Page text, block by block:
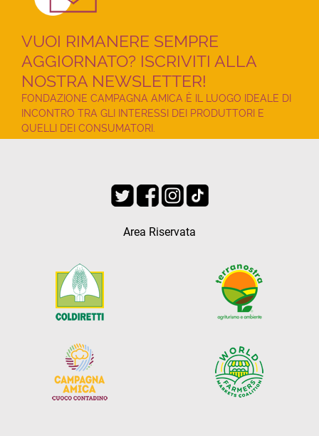
VUOI RIMANERE SEMPRE
AGGIORNATO? ISCRIVITI ALLA
NOSTRA NEWSLETTER!
FONDAZIONE CAMPAGNA AMICA È IL LUOGO IDEALE DI
INCONTRO TRA GLI INTERESSI DEI PRODUTTORI E
QUELLI DEI CONSUMATORI.
Area Riservata